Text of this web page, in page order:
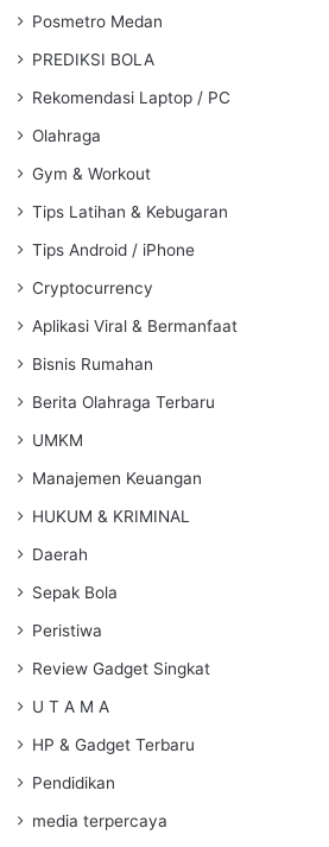
Posmetro Medan
PREDIKSI BOLA
Rekomendasi Laptop / PC
Olahraga
Gym & Workout
Tips Latihan & Kebugaran
Tips Android / iPhone
Cryptocurrency
Aplikasi Viral & Bermanfaat
Bisnis Rumahan
Berita Olahraga Terbaru
UMKM
Manajemen Keuangan
HUKUM & KRIMINAL
Daerah
Sepak Bola
Peristiwa
Review Gadget Singkat
U T A M A
HP & Gadget Terbaru
Pendidikan
media terpercaya